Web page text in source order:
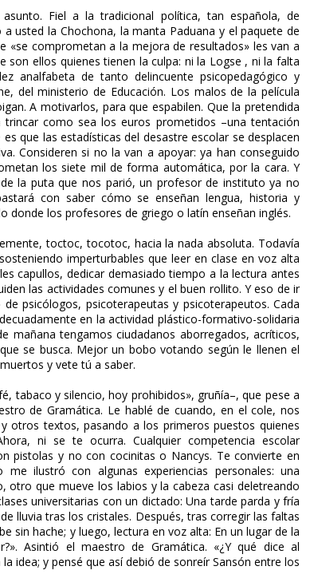
Fiel a la tradicional política, tan española, de
usted la Chochona, la manta Paduana y el paquete de
«se comprometan a la mejora de resultados» les van a
ellos quienes tienen la culpa: ni la Logse , ni la falta
analfabeta de tanto delincuente psicopedagógico y
del ministerio de Educación. Los malos de la película
A motivarlos, para que espabilen. Que la pretendida
como sea los euros prometidos –una tentación
que las estadísticas del desastre escolar se desplacen
Consideren si no la van a apoyar: ya han conseguido
los siete mil de forma automática, por la cara. Y
la puta que nos parió, un profesor de instituto ya no
con saber cómo se enseñan lengua, historia y
donde los profesores de griego o latín enseñan inglés.
toctoc, tocotoc, hacia la nada absoluta. Todavía
imperturbables que leer en clase en voz alta
capullos, dedicar demasiado tiempo a la lectura antes
las actividades comunes y el buen rollito. Y eso de ir
psicólogos, psicoterapeutas y psicoterapeutos. Cada
en la actividad plástico-formativo-solidaria
tengamos ciudadanos aborregados, acríticos,
se busca. Mejor un bobo votando según le llenen el
y vete tú a saber.
tabaco y silencio, hoy prohibidos», gruñía–, que pese a
de Gramática. Le hablé de cuando, en el cole, nos
otros textos, pasando a los primeros puestos quienes
ni se te ocurra. Cualquier competencia escolar
pistolas y no con cocinitas o Nancys. Te convierte en
ilustró con algunas experiencias personales: una
otro que mueve los labios y la cabeza casi deletreando
universitarias con un dictado: Una tarde parda y fría
lluvia tras los cristales. Después, tras corregir las faltas
sin hache; y luego, lectura en voz alta: En un lugar de la
Asintió el maestro de Gramática. «¿Y qué dice al
idea; y pensé que así debió de sonreír Sansón entre los